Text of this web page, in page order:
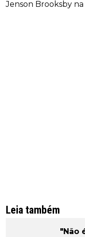
Jenson Brooksby
Leia também
"Não